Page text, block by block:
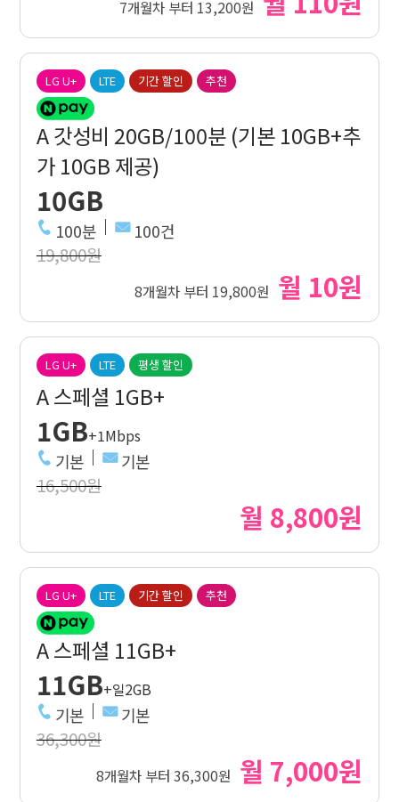
7개월차 부터 13,200원
LG U+ LTE 기간 할인 추천
A 갓성비 20GB/100분 (기본 10GB+추
가 10GB 제공)
10GB
100분 100건
19,800원
8개월차 부터 19,800원 월 10원
LG U+ LTE 평생 할인
A 스페셜 1GB+
1GB+1Mbps
기본 기본
16,500원
월 8,800원
LG U+ LTE 기간 할인 추천
A 스페셜 11GB+
11GB+일2GB
기본 기본
36,300원
8개월차 부터 36,300원 월 7,000원